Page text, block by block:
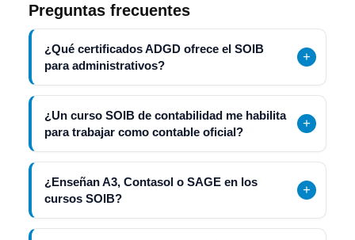
Preguntas frecuentes
¿Qué certificados ADGD ofrece el SOIB
para administrativos?
¿Un curso SOIB de contabilidad me habilita
para trabajar como contable oficial?
¿Enseñan A3, Contasol o SAGE en los
cursos SOIB?